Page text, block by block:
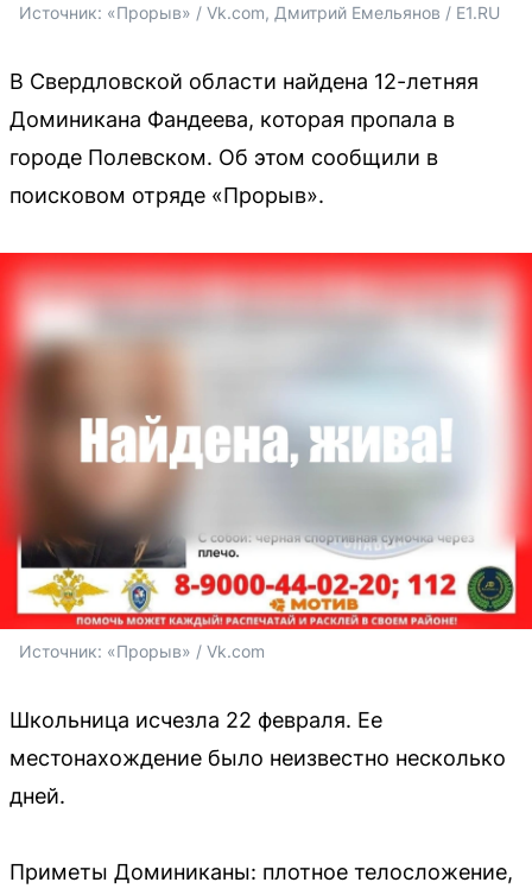
Источник: «Прорыв» / Vk.com, Дмитрий Емельянов / E1.RU
В Свердловской области найдена 12-летняя
Доминикана Фандеева, которая пропала в
городе Полевском. Об этом сообщили в
поисковом отряде «Прорыв».
Источник: «Прорыв» / Vk.com
Школьница исчезла 22 февраля. Ее
местонахождение было неизвестно несколько
дней.
Приметы Доминиканы: плотное телосложение,